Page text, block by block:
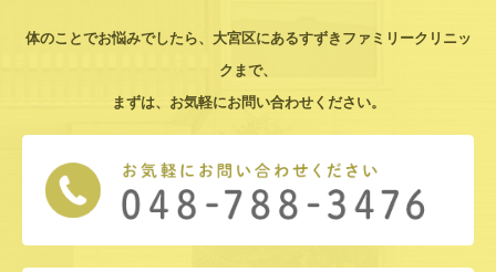
体のことでお悩みでしたら、大宮区にあるすずきファミリークリニッ
クまで、
まずは、お気軽にお問い合わせください。